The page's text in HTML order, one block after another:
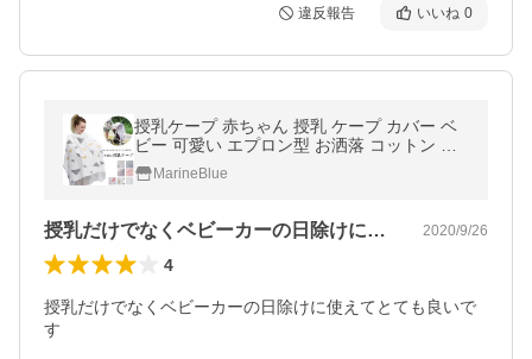
違反報告 いいね 0
授乳ケープ 赤ちゃん 授乳 ケープ カバー ベ
ビー 可愛い エプロン型 お洒落 コットン レ
ース 調節可能 ベビーカー 日よけ 2way ギフ
ト プレゼント
MarineBlue
授乳だけでなくベビーカーの日除けに使え… 2020/9/26
4
授乳だけでなくベビーカーの日除けに使えてとても良いで
す